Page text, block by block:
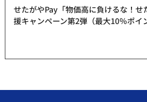
せたがやPay「物価高に負けるな！せ
援キャンペーン第2弾（最大10％ポイ